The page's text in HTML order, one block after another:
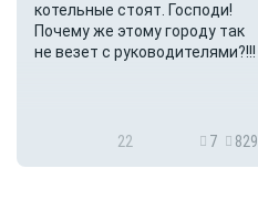
котельные стоят. Господи!
Почему же этому городу так
не везет с руководителями?!!!
22 7 829